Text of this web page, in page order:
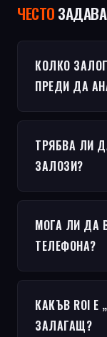
ЧЕСТO
КОЛКО
ПРЕДИ ДА
ТРЯБВА ЛИ
ЗАЛОЗИ?
МОГА ЛИ ДА
ТЕЛЕФОНА?
КАКЪВ ROI Е
ЗАЛАГАЩ?